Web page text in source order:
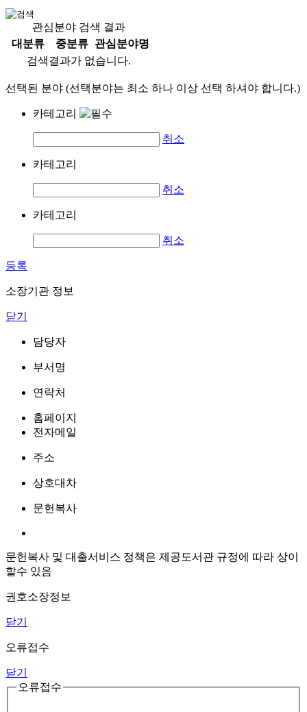
관심분야 검색 결과
대분류
중분류
관심분야명
검색결과가 없습니다.
선택된 분야 (선택분야는 최소 하나 이상 선택 하셔야 합니다.)
카테고리
취소
카테고리
취소
카테고리
취소
등록
소장기관 정보
닫기
담당자
부서명
연락처
홈페이지
전자메일
주소
상호대차
문헌복사
문헌복사 및 대출서비스 정책은 제공도서관 규정에 따라 상이
할수 있음
권호소장정보
닫기
오류접수
닫기
오류접수